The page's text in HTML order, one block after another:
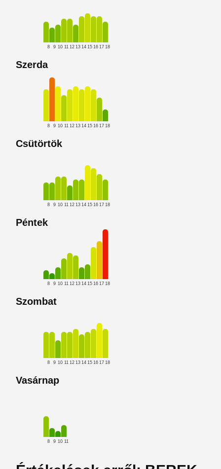
8 9 10 11 12 13 14 15 16 17 18
Szerda
8 9 10 11 12 13 14 15 16 17 18
Csütörtök
8 9 10 11 12 13 14 15 16 17 18
Péntek
8 9 10 11 12 13 14 15 16 17 18
Szombat
8 9 10 11 12 13 14 15 16 17 18
Vasárnap
8 9 10 11